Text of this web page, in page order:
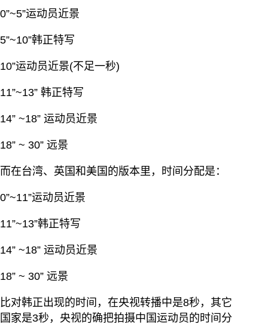
0”~5”运动员近景
5”~10”韩正特写
10”运动员近景(不足一秒)
11”~13” 韩正特写
14” ~18” 运动员近景
18” ~ 30” 远景
而在台湾、英国和美国的版本里，时间分配是：
0”~11”运动员近景
11”~13”韩正特写
14” ~18” 运动员近景
18” ~ 30” 远景
比对韩正出现的时间，在央视转播中是8秒，其它
国家是3秒，央视的确把拍摄中国运动员的时间分